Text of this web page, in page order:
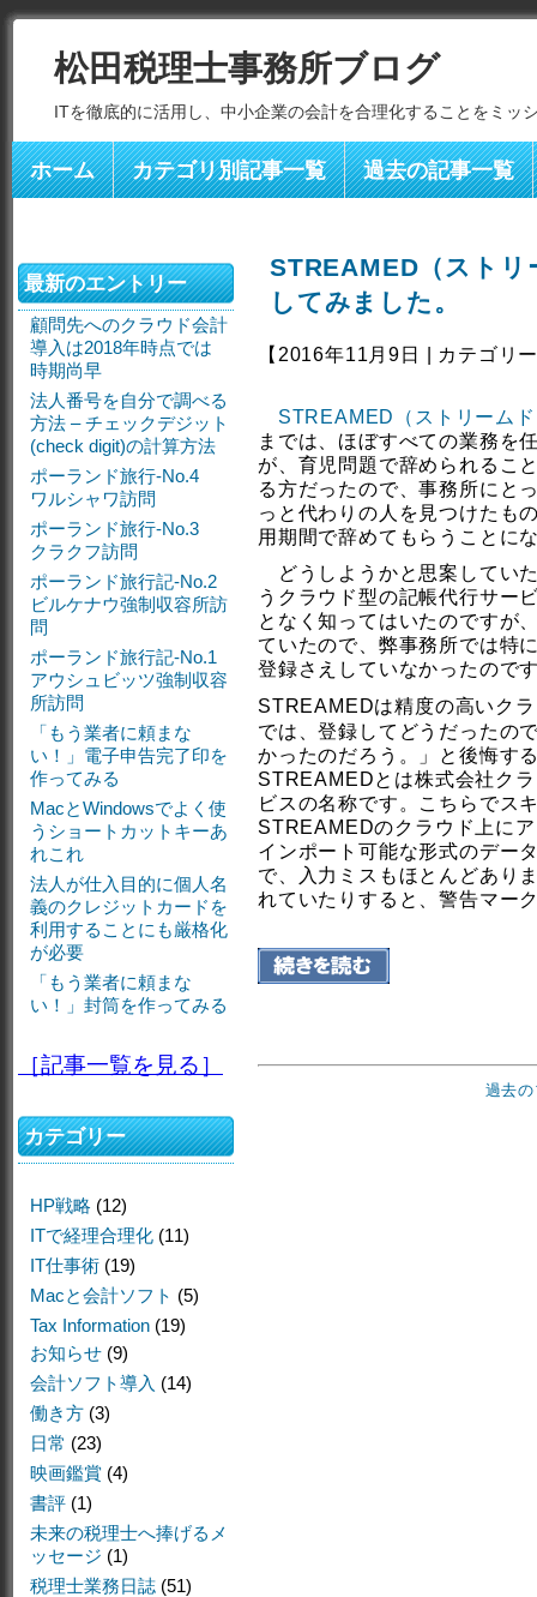
松田税理士事務所ブログ
ITを徹底的に活用し、中小企業の会計を合理化することをミッ
ホーム カテゴリ別記事一覧 過去の記事一覧
STREAMED（ストリ
してみました。
【2016年11月9日 | カテゴリ
STREAMED（ストリーム
までは、ほぼすべての業務を
が、育児問題で辞められるこ
る方だったので、事務所にと
っと代わりの人を見つけたも
用期間で辞めてもらうことに
どうしようかと思案してい
うクラウド型の記帳代行サー
となく知ってはいたのですが
ていたので、弊事務所では特
登録さえしていなかったので
STREAMEDは精度の高いク
では、登録してどうだったの
かったのだろう。」と後悔す
STREAMEDとは株式会社ク
ビスの名称です。こちらでス
STREAMEDのクラウド上に
インポート可能な形式のデー
で、入力ミスもほとんどあり
れていたりすると、警告マー
過去
最新のエントリー
顧問先へのクラウド会計
導入は2018年時点では
時期尚早
法人番号を自分で調べる
方法 – チェックデジット
(check digit)の計算方法
ポーランド旅行-No.4
ワルシャワ訪問
ポーランド旅行-No.3
クラクフ訪問
ポーランド旅行記-No.2
ビルケナウ強制収容所訪
問
ポーランド旅行記-No.1
アウシュビッツ強制収容
所訪問
「もう業者に頼まな
い！」電子申告完了印を
作ってみる
MacとWindowsでよく使
うショートカットキーあ
れこれ
法人が仕入目的に個人名
義のクレジットカードを
利用することにも厳格化
が必要
「もう業者に頼まな
い！」封筒を作ってみる
［記事一覧を見る］
カテゴリー
HP戦略 (12)
ITで経理合理化 (11)
IT仕事術 (19)
Macと会計ソフト (5)
Tax Information (19)
お知らせ (9)
会計ソフト導入 (14)
働き方 (3)
日常 (23)
映画鑑賞 (4)
書評 (1)
未来の税理士へ捧げるメ
ッセージ (1)
税理士業務日誌 (51)